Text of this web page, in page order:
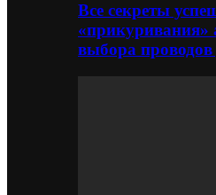
Все секреты
«прикуривания»
выбора проводов